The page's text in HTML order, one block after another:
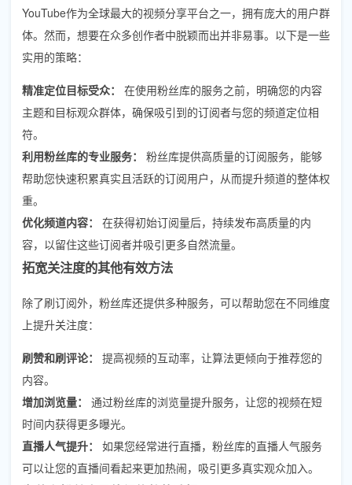
YouTube作为全球最大的视频分享平台之一，拥有庞大的用户群
体。然而，想要在众多创作者中脱颖而出并非易事。以下是一些
实用的策略：
精准定位目标受众：
在使用粉丝库的服务之前，明确您的内容
主题和目标观众群体，确保吸引到的订阅者与您的频道定位相
符。
利用粉丝库的专业服务：
粉丝库提供高质量的订阅服务，能够
帮助您快速积累真实且活跃的订阅用户，从而提升频道的整体权
重。
优化频道内容：
在获得初始订阅量后，持续发布高质量的内
容，以留住这些订阅者并吸引更多自然流量。
拓宽关注度的其他有效方法
除了刷订阅外，粉丝库还提供多种服务，可以帮助您在不同维度
上提升关注度：
刷赞和刷评论：
提高视频的互动率，让算法更倾向于推荐您的
内容。
增加浏览量：
通过粉丝库的浏览量提升服务，让您的视频在短
时间内获得更多曝光。
直播人气提升：
如果您经常进行直播，粉丝库的直播人气服务
可以让您的直播间看起来更加热闹，吸引更多真实观众加入。